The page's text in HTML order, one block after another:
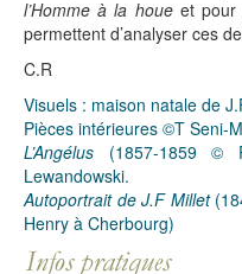
l’Homme à la houeet pour
permettent d’analyser ces
C.R
Visuels : maison natale de
Pièces intérieures ©T Seni-
L’Angélus (1857-1859 ©
Lewandowski.
Autoportrait de J.F Millet
Henry à Cherbourg)